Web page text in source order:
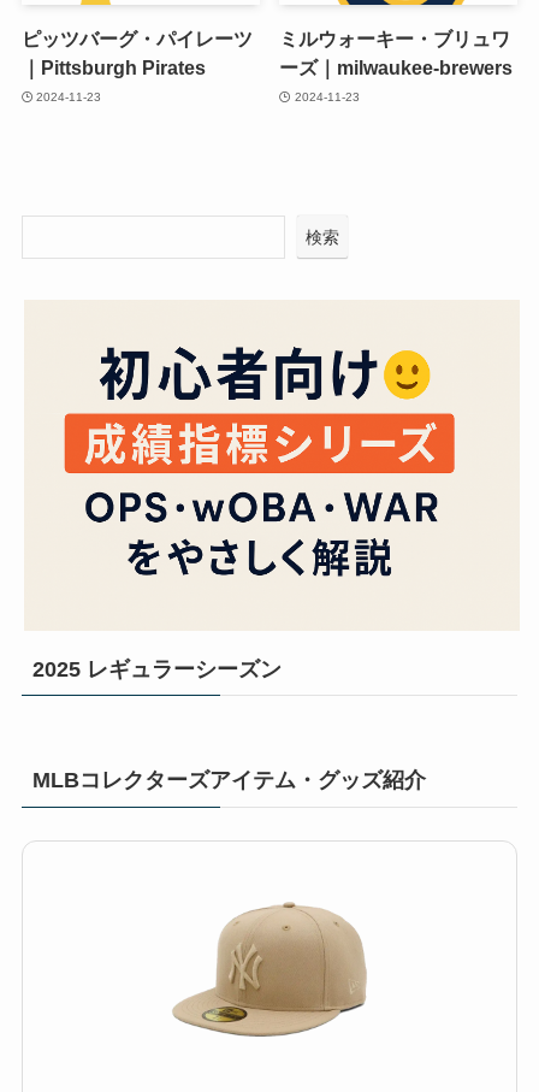
ピッツバーグ・パイレーツ
｜Pittsburgh Pirates
2024-11-23
ミルウォーキー・ブリュワ
ーズ｜milwaukee-brewers
2024-11-23
検索
2025 レギュラーシーズン
MLBコレクターズアイテム・グッズ紹介